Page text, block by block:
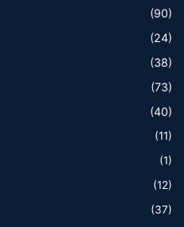
(90)
(24)
(38)
(73)
(40)
(11)
(1)
(12)
(37)